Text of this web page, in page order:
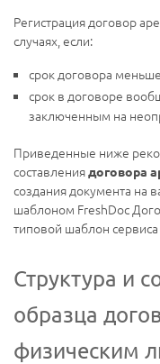
Регистрация договор
случаях, если:
срок договора
срок в договоре
заключенным на
Приведенные ниже
составления договора
создания документа на
шаблоном FreshDoc
типовой шаблон
Структура и
образца
физическим